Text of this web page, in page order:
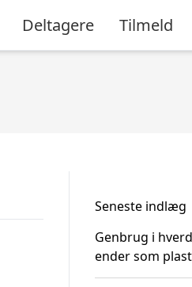
Deltagere Tilmeld
Seneste indlæg
Genbrug i
ender som